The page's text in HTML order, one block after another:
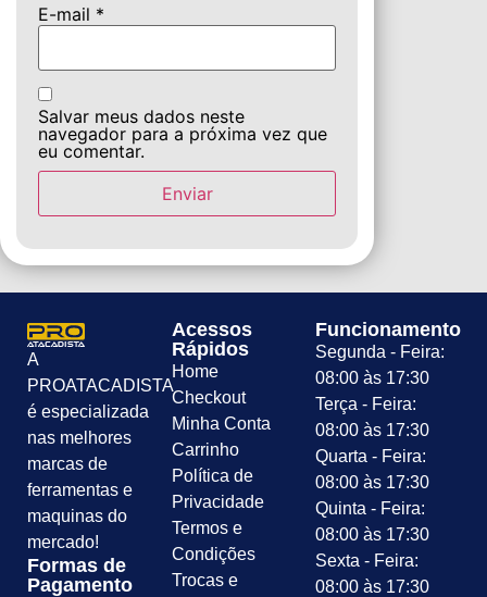
E-mail *
Salvar meus dados neste
navegador para a próxima vez que
eu comentar.
A
PROATACADISTA
é especializada
nas melhores
marcas de
ferramentas e
maquinas do
mercado!
Formas de
Pagamento
Acessos
Rápidos
Home
Checkout
Minha Conta
Carrinho
Política de
Privacidade
Termos e
Condições
Trocas e
Funcionamento
Segunda - Feira:
08:00 às 17:30
Terça - Feira:
08:00 às 17:30
Quarta - Feira:
08:00 às 17:30
Quinta - Feira:
08:00 às 17:30
Sexta - Feira:
08:00 às 17:30